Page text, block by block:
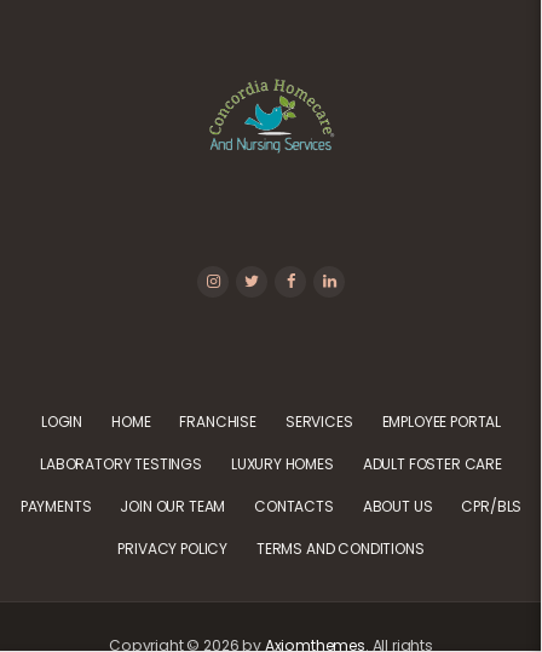
LOGIN HOME FRANCHISE SERVICES EMPLOYEE PORTAL
LABORATORY TESTINGS LUXURY HOMES ADULT FOSTER CARE
PAYMENTS JOIN OUR TEAM CONTACTS ABOUT US CPR/BLS
PRIVACY POLICY TERMS AND CONDITIONS
Copyright © 2026 byAxiomthemes. All rights